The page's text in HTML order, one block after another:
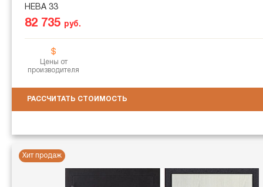
НЕВА 33
82 735 руб.
Цены от
производителя
РАССЧИТАТЬ СТОИМОСТЬ
Хит продаж